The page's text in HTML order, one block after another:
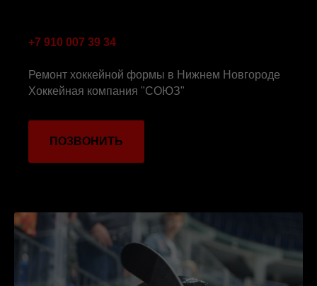
+7 910 007 39 34
Ремонт хоккейной формы в Нижнем Новгороде
Хоккейная компания "СОЮЗ"
ПОЗВОНИТЬ